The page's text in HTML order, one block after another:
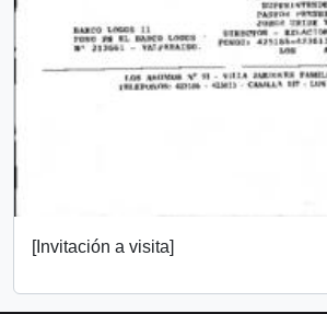
[Invitación a visita]